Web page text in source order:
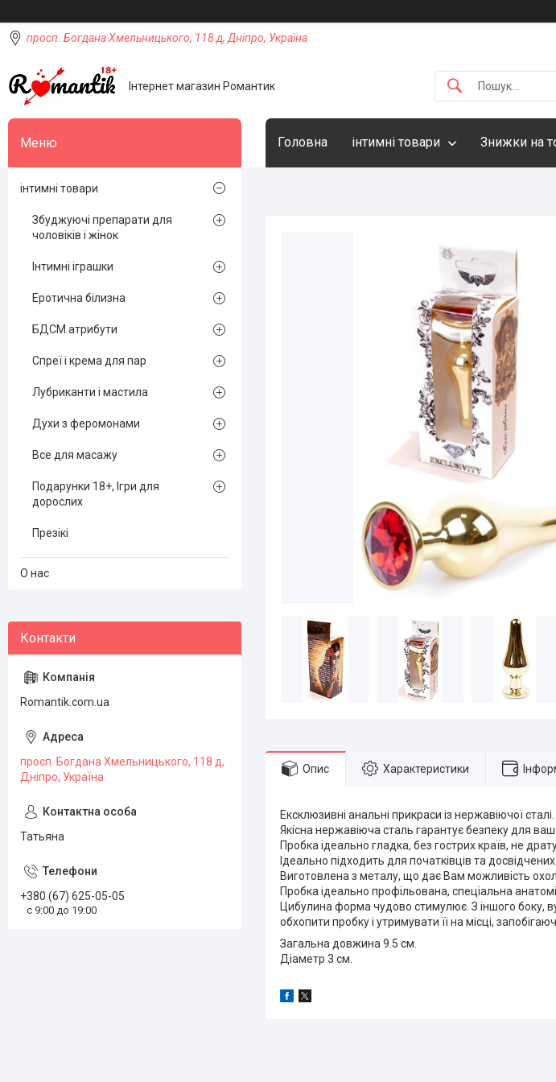
просп. Богдана Хмельницького, 118 д, Дніпро, Україна
Інтернет магазин Романтик
Головна інтимні товари Знижки на
Опис Характеристики
Ексклюзивні анальні прикраси із нержавіючої сталі.
Якісна нержавіюча сталь гарантує безпеку для
Пробка ідеально гладка, без гострих країв, не
Ідеально підходить для початківців та
Виготовлена з металу, що дає Вам можливість
Пробка ідеально профільована, спеціальна
Цибулина форма чудово стимулює. З іншого
обхопити пробку і утримувати її на місці,
Загальна довжина 9.5 см.
Діаметр 3 см.
інтимні товари
Збуджуючі препарати для
чоловіків і жінок
Інтимні іграшки
Еротична білизна
БДСМ атрибути
Спреї і крема для пар
Лубриканти і мастила
Духи з феромонами
Все для масажу
Подарунки 18+, Ігри для
дорослих
Презікі
О нас
Romantik.com.ua
просп. Богдана Хмельницького, 118 д,
Дніпро, Україна
Татьяна
+380 (67) 625-05-05
с 9:00 до 19:00